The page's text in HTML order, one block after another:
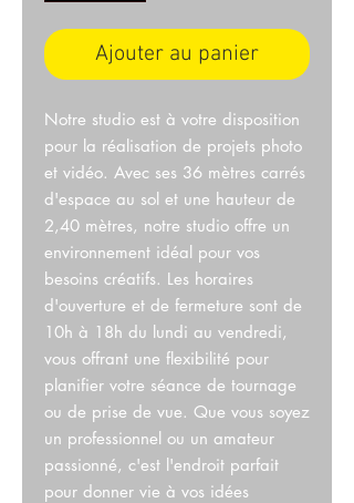
Ajouter au panier
Notre studio est à votre disposition
pour la réalisation de projets photo
et vidéo. Avec ses 36 mètres carrés
d'espace au sol et une hauteur de
2,40 mètres, notre studio offre un
environnement idéal pour vos
besoins créatifs. Les horaires
d'ouverture et de fermeture sont de
10h à 18h du lundi au vendredi,
vous offrant une flexibilité pour
planifier votre séance de tournage
ou de prise de vue. Que vous soyez
un professionnel ou un amateur
passionné, c'est l'endroit parfait
pour donner vie à vos idées